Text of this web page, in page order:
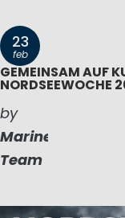
23
feb
GEMEINSAM AUF
NORDSEEWOCHE
by
Marinepool
Team